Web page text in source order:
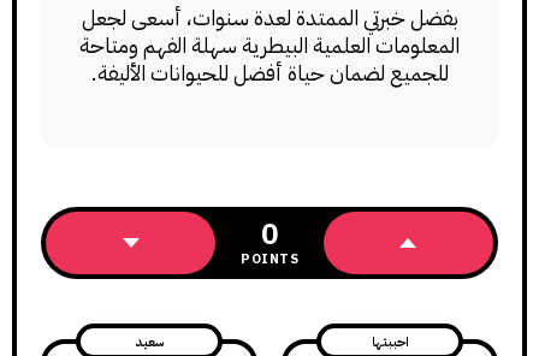
بفضل خبرتي الممتدة لعدة سنوات، أسعى لجعل
المعلومات العلمية البيطرية سهلة الفهم ومتاحة
للجميع لضمان حياة أفضل للحيوانات الأليفة.
0
POINTS
احببتها سعيد